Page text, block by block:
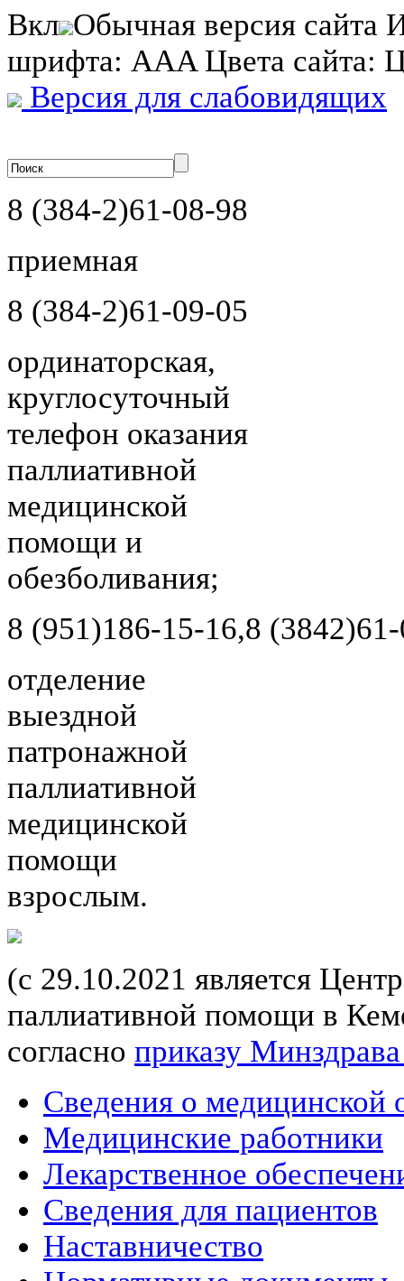
Вкл Обычная версия сайта
шрифта: AAAЦвета сайта:
Версия для слабовидящих
8 (384-2)61-08-98
приемная
8 (384-2)61-09-05
ординаторская,
круглосуточный
телефон оказания
паллиативной
медицинской
помощи и
обезболивания;
8 (951)186-15-16,8 (3842)
отделение
выездной
патронажной
паллиативной
медицинской
помощи
взрослым.
(с 29.10.2021 является
паллиативной помощи в
согласно приказу
Сведения о медицинской
Медицинские работники
Лекарственное
Сведения для пациентов
Наставничество